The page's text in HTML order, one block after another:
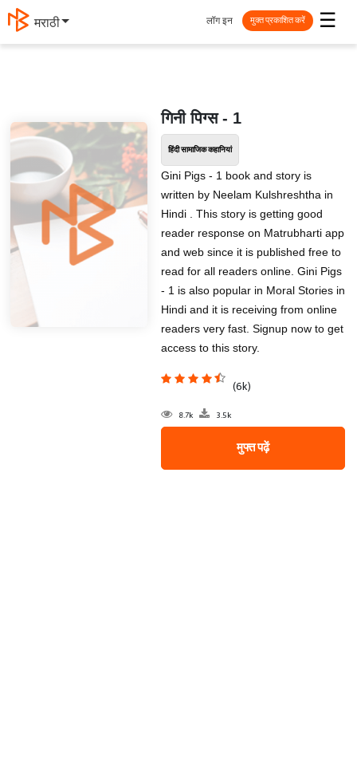
मराठी ☰
लॉग इन मुक्त प्रकाशित करें
गिनी पिग्स - 1
हिंदी सामाजिक कहानियां
Gini Pigs - 1 book and story is
written by Neelam Kulshreshtha in
Hindi . This story is getting good
reader response on Matrubharti app
and web since it is published free to
read for all readers online. Gini Pigs
- 1 is also popular in Moral Stories in
Hindi and it is receiving from online
readers very fast. Signup now to get
access to this story.
(6k)
8.7k 3.5k
मुफ्त पढ़ें